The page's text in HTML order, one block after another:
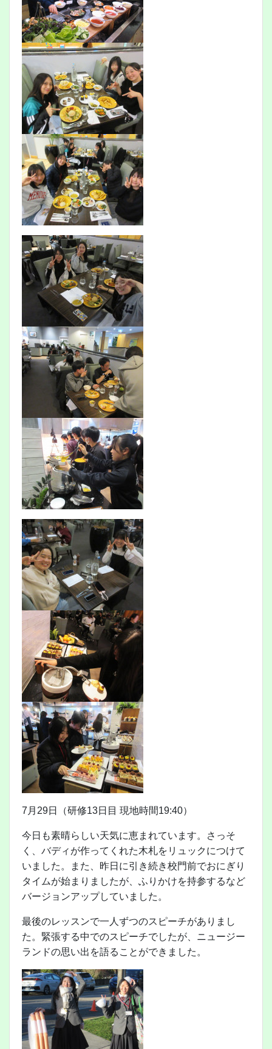
7月29日（研修13日目 現地時間19:40）
今日も素晴らしい天気に恵まれています。さっそ
く、バディが作ってくれた木札をリュックにつけて
いました。また、昨日に引き続き校門前でおにぎり
タイムが始まりましたが、ふりかけを持参するなど
バージョンアップしていました。
最後のレッスンで一人ずつのスピーチがありまし
た。緊張する中でのスピーチでしたが、ニュージー
ランドの思い出を語ることができました。